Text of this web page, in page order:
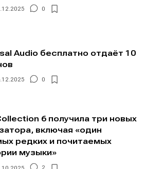
0
Audio бесплатно отдаёт 10
0
6 получила три новых
включая «один
редких и почитаемых
музыки»